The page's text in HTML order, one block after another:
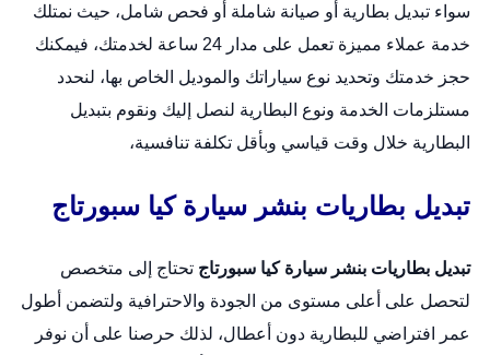
سواء تبديل بطارية أو صيانة شاملة أو فحص شامل، حيث نمتلك
خدمة عملاء مميزة تعمل على مدار 24 ساعة لخدمتك، فيمكنك
حجز خدمتك وتحديد نوع سياراتك والموديل الخاص بها، لنحدد
مستلزمات الخدمة ونوع البطارية لنصل إليك ونقوم بتبديل
البطارية خلال وقت قياسي وبأقل تكلفة تنافسية،
تبديل بطاريات بنشر سيارة كيا سبورتاج
تبديل بطاريات بنشر سيارة كيا سبورتاج تحتاج إلى متخصص
لتحصل على أعلى مستوى من الجودة والاحترافية ولتضمن أطول
عمر افتراضي للبطارية دون أعطال، لذلك حرصنا على أن نوفر